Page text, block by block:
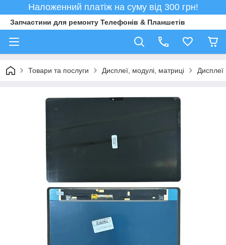
Наложенний платіж на суму від 300 грн!
Запчастини для ремонту Телефонів & Планшетів
Товари та послуги Дисплеї, модулі, матриці Дисплеї